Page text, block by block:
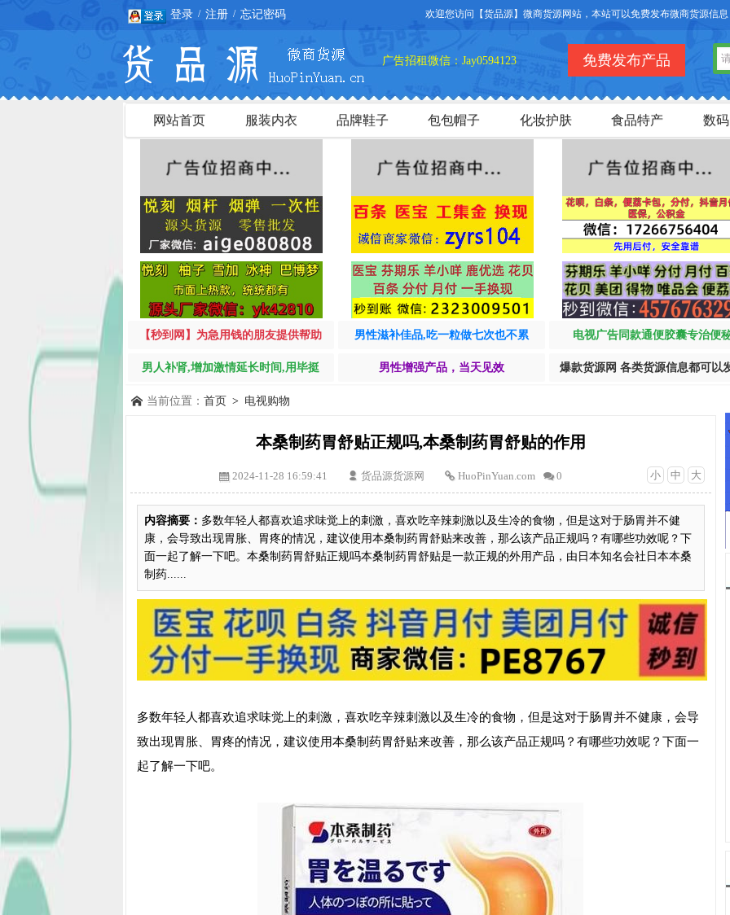
登录 / 注册 / 忘记密码 欢迎您访问【货品源】微商货源网站，本站可以免费发布微商货源信息，免
广告招租微信：Jay0594123 免费发布产品
网站首页 服装内衣 品牌鞋子 包包帽子 化妆护肤 食品特产 数
【秒到网】为急用钱的朋友提供帮助 男性滋补佳品,吃一粒做七次也不累 电视广告同款通便胶囊专治便
男人补肾,增加激情延长时间,用毕挺 男性增强产品，当天见效 爆款货源网 各类货源信息都可以
当前位置： 首页 > 电视购物
本桑制药胃舒贴正规吗,本桑制药胃舒贴的作用
小 中 大
2024-11-28 16:59:41 货品源货源网 HuoPinYuan.com 0
内容摘要： 多数年轻人都喜欢追求味觉上的刺激，喜欢吃辛辣刺激以及生冷的食物，但是这对于肠胃并不健
康，会导致出现胃胀、胃疼的情况，建议使用本桑制药胃舒贴来改善，那么该产品正规吗？有哪些功效呢？下
面一起了解一下吧。本桑制药胃舒贴正规吗本桑制药胃舒贴是一款正规的外用产品，由日本知名会社日本本桑
制药......
多数年轻人都喜欢追求味觉上的刺激，喜欢吃辛辣刺激以及生冷的食物，但是这对于肠胃并不健康，会导
致出现胃胀、胃疼的情况，建议使用本桑制药胃舒贴来改善，那么该产品正规吗？有哪些功效呢？下面一
起了解一下吧。